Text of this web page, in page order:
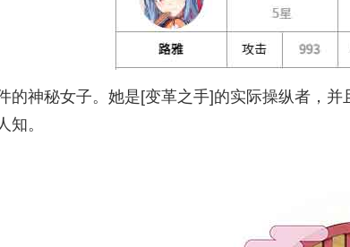
的神秘女子。她是[变革之手]的实际操纵者，
知。